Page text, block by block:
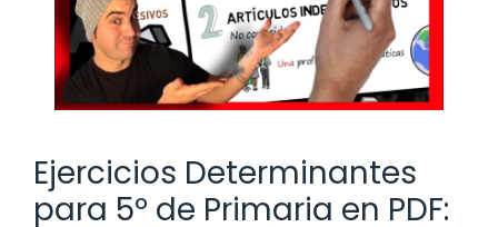
Ejercicios Determinantes
para 5º de Primaria en PDF: